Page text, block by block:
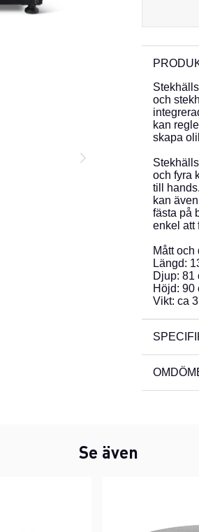
och
kan
skapa
och fyra
till
kan
fästa på
enkel att
Mått och
Längd:
Djup: 81
Höjd: 90
Vikt: ca
Se även